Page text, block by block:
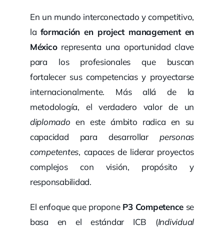
En un mundo interconectado y competitivo,
la formación en project management en
Méxicorepresenta una oportunidad clave
para los profesionales que buscan
fortalecer sus competencias y proyectarse
internacionalmente. Más allá de la
metodología, el verdadero valor de un
diplomado en este ámbito radica en su
capacidad para desarrollarpersonas
competentes, capaces de liderar proyectos
complejos con visión, propósito y
responsabilidad.
El enfoque que propone P3 Competence se
basa en el estándar ICB (Individual